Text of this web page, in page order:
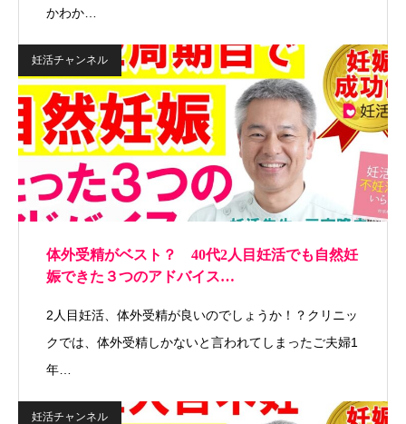
かわか…
妊活チャンネル
体外受精がベスト？ 40代2人目妊活でも自然妊
娠できた３つのアドバイス…
2人目妊活、体外受精が良いのでしょうか！？クリニッ
クでは、体外受精しかないと言われてしまったご夫婦1
年…
妊活チャンネル